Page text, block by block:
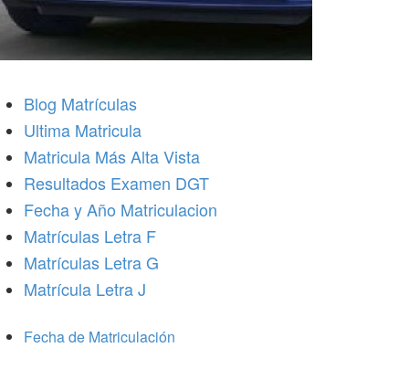
Blog Matrículas
Ultima Matricula
Matricula Más Alta Vista
Resultados Examen DGT
Fecha y Año Matriculacion
Matrículas Letra F
Matrículas Letra G
Matrícula Letra J
Fecha de Matriculación